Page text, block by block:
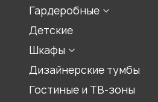
Конфигурации кухонь
Стили кухонь
Гардеробные
Встроенная гардеробная
Гардеробная комната
Детские
Шкафы
Шкаф для прихожей
Шкаф-купе
Дизайнерские тумбы
Гостиные и ТВ-зоны